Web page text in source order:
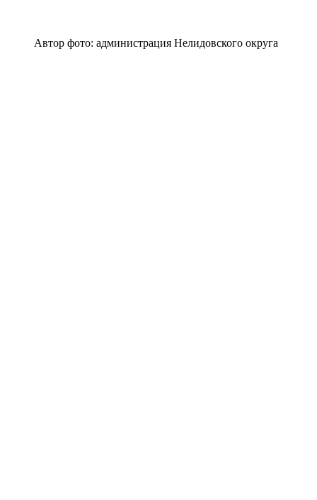
Автор фото: администрация Нелидовского округа